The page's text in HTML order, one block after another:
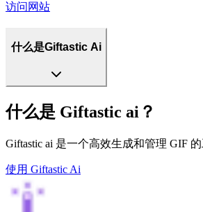
访问网站
什么是Giftastic Ai
什么是 Giftastic ai？
Giftastic ai 是一个高效生成和管理 GIF 的
使用 Giftastic Ai